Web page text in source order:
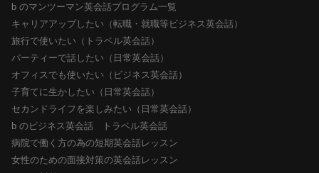
b のマンツーマン英会話プログラム一覧
キャリアアップしたい（転職・就職等ビジネス英会話）
旅行で使いたい（トラベル英会話）
パーティーで話したい（日常英会話）
オフィスでも使いたい（ビジネス英会話）
子育てに生かしたい（日常英会話）
セカンドライフを楽しみたい（日常英会話）
b のビジネス英会話 トラベル英会話
病院で働く方の為の短期英会話レッスン
女性のための面接対策の英会話レッスン